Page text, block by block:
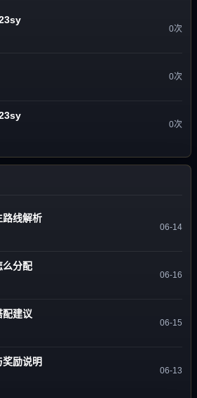
0次
0次
0次
路线解析
06-14
么分配
06-16
配建议
06-15
励说明
06-13